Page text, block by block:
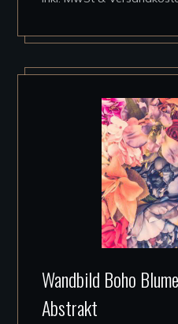
Wandbild Boho
Abstrakt